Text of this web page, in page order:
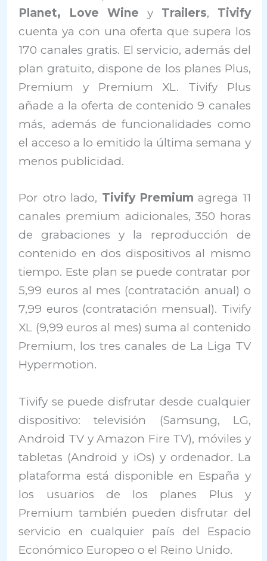
Planet, Love Wine y Trailers, Tivify
cuenta ya con una oferta que supera los
170 canales gratis. El servicio, además del
plan gratuito, dispone de los planes Plus,
Premium y Premium XL. Tivify Plus
añade a la oferta de contenido 9 canales
más, además de funcionalidades como
el acceso a lo emitido la última semana y
menos publicidad.
Por otro lado, Tivify Premium agrega 11
canales premium adicionales, 350 horas
de grabaciones y la reproducción de
contenido en dos dispositivos al mismo
tiempo. Este plan se puede contratar por
5,99 euros al mes (contratación anual) o
7,99 euros (contratación mensual). Tivify
XL (9,99 euros al mes) suma al contenido
Premium, los tres canales de La Liga TV
Hypermotion.
Tivify se puede disfrutar desde cualquier
dispositivo: televisión (Samsung, LG,
Android TV y Amazon Fire TV), móviles y
tabletas (Android y iOs) y ordenador. La
plataforma está disponible en España y
los usuarios de los planes Plus y
Premium también pueden disfrutar del
servicio en cualquier país del Espacio
Económico Europeo o el Reino Unido.